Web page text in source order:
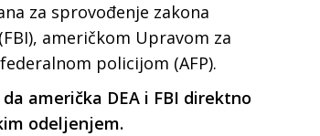
za sprovođenje zakona
američkom Upravom za
policijom (AFP).
američka DEA i FBI direktno
odeljenjem.